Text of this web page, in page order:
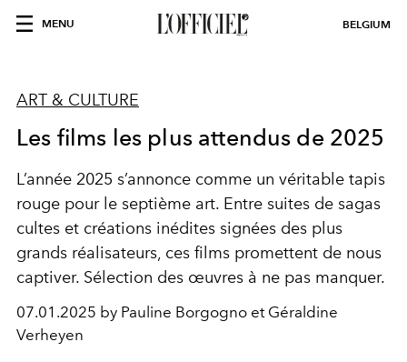
MENU BELGIUM
ART & CULTURE
Les films les plus attendus de 2025
L’année 2025 s’annonce comme un véritable tapis
rouge pour le septième art. Entre suites de sagas
cultes et créations inédites signées des plus
grands réalisateurs, ces films promettent de nous
captiver. Sélection des œuvres à ne pas manquer.
07.01.2025 by Pauline Borgogno et Géraldine
Verheyen